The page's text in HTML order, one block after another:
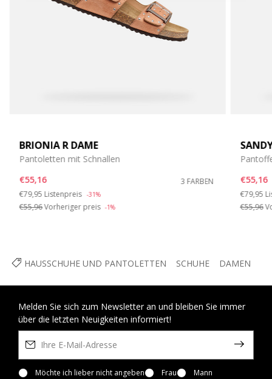
HAUSSCHUHE UND PANTOLETTEN SCHUHE DAMEN
BRIONIA R DAME
Pantoletten mit Schnallen
€55,16
3 FARBEN
Price reduced from
€79,95 to
Listenpreis -31%
€55,96Vorheriger preis -1%
€55,16
Price
€79,95 to
€55,96
Melden Sie sich zum Newsletter an und bleiben Sie immer
über die letzten Neuigkeiten informiert!
Möchte ich lieber nicht angeben Frau
Mann